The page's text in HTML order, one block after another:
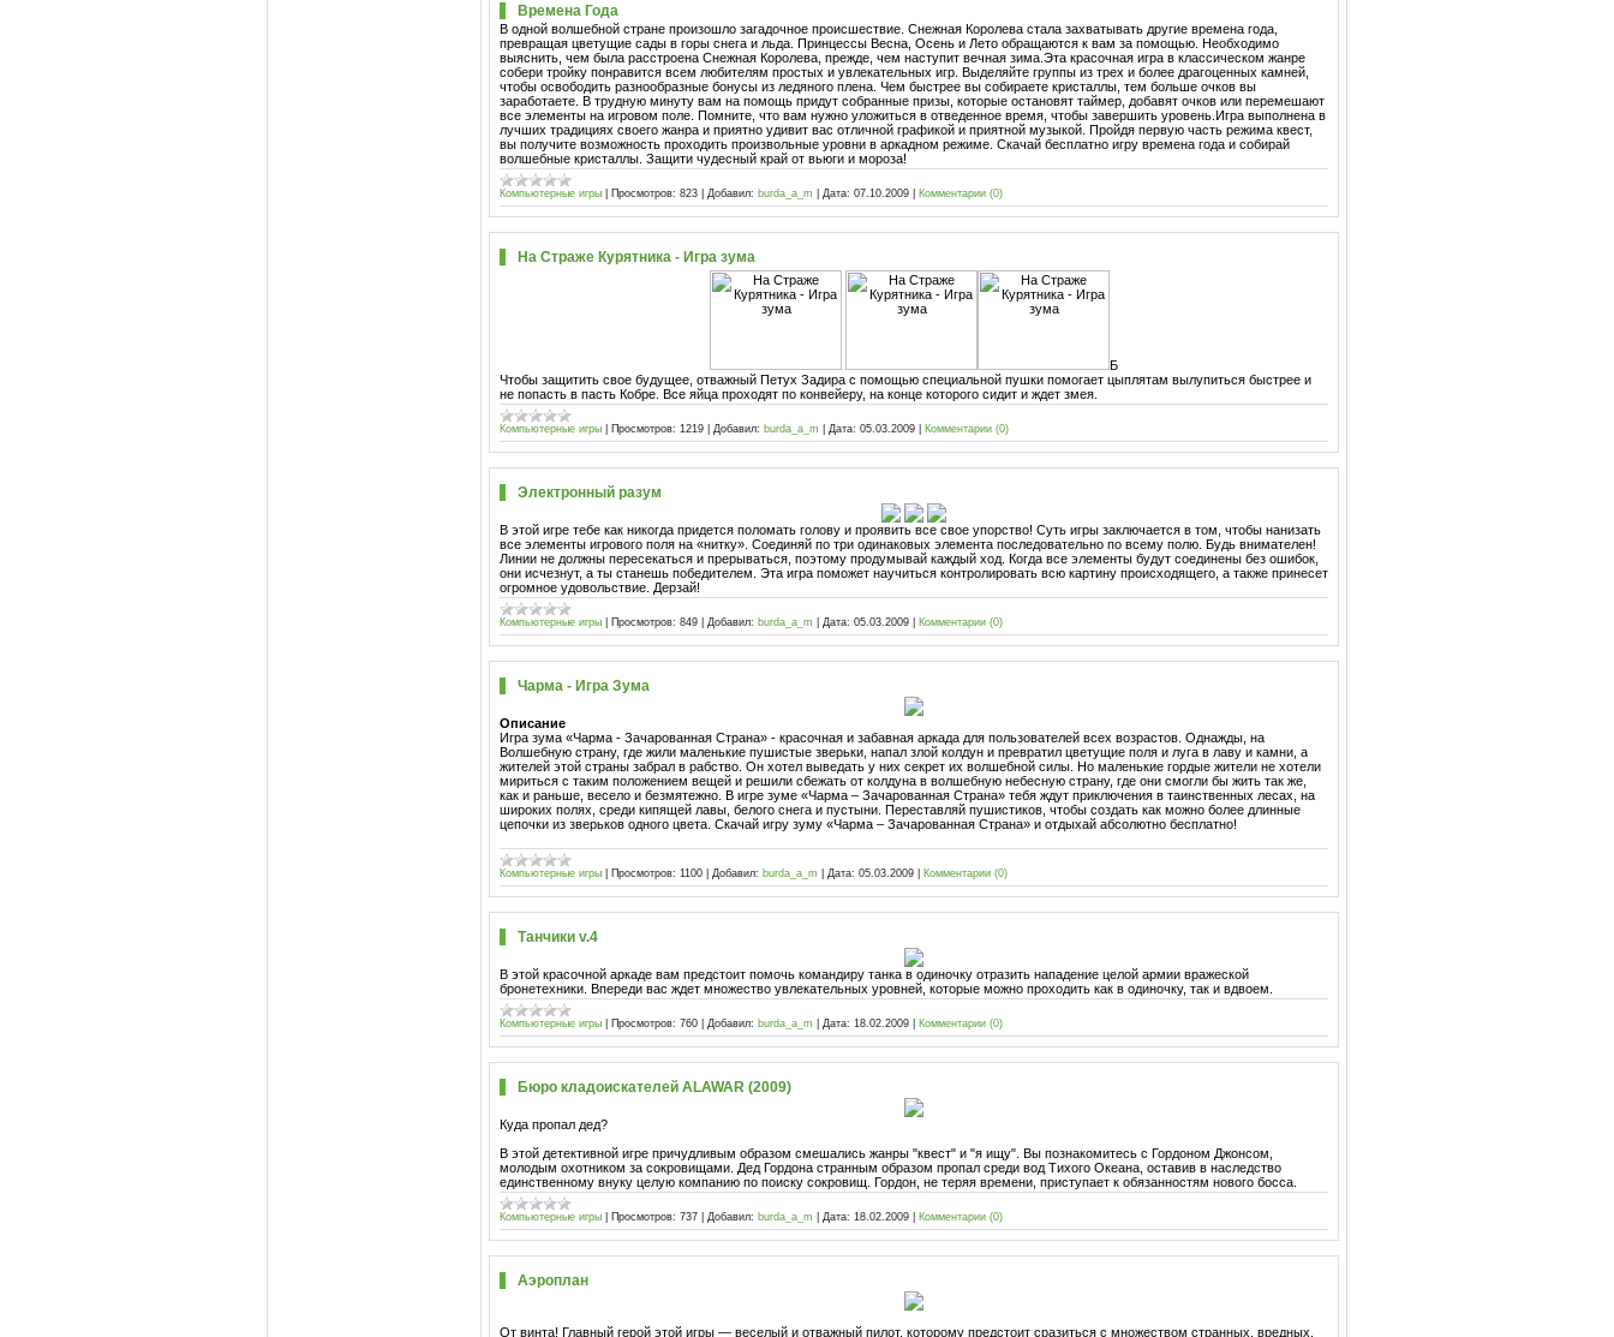
Времена Года
В одной волшебной стране произошло загадочное происшествие. Снежная Королева стала захватывать другие времена года,
превращая цветущие сады в горы снега и льда. Принцессы Весна, Осень и Лето обращаются к вам за помощью. Необходимо
выяснить, чем была расстроена Снежная Королева, прежде, чем наступит вечная зима.Эта красочная игра в классическом жанре
собери тройку понравится всем любителям простых и увлекательных игр. Выделяйте группы из трех и более драгоценных камней,
чтобы освободить разнообразные бонусы из ледяного плена. Чем быстрее вы собираете кристаллы, тем больше очков вы
заработаете. В трудную минуту вам на помощь придут собранные призы, которые остановят таймер, добавят очков или перемешают
все элементы на игровом поле. Помните, что вам нужно уложиться в отведенное время, чтобы завершить уровень.Игра выполнена в
лучших традициях своего жанра и приятно удивит вас отличной графикой и приятной музыкой. Пройдя первую часть режима квест,
вы получите возможность проходить произвольные уровни в аркадном режиме. Скачай бесплатно игру времена года и собирай
волшебные кристаллы. Защити чудесный край от вьюги и мороза!
Компьютерные игры Просмотров: 823 Добавил: burda_a_m Дата: 07.10.2009 Комментарии (0)
На Страже Курятника - Игра зума
Б
Чтобы защитить свое будущее, отважный Петух Задира с помощью специальной пушки помогает цыплятам вылупиться быстрее и
не попасть в пасть Кобре. Все яйца проходят по конвейеру, на конце которого сидит и ждет змея.
Компьютерные игры Просмотров: 1219 Добавил: burda_a_m Дата: 05.03.2009 Комментарии (0)
Электронный разум
В этой игре тебе как никогда придется поломать голову и проявить все свое упорство! Суть игры заключается в том, чтобы нанизать
все элементы игрового поля на «нитку». Соединяй по три одинаковых элемента последовательно по всему полю. Будь внимателен!
Линии не должны пересекаться и прерываться, поэтому продумывай каждый ход. Когда все элементы будут соединены без ошибок,
они исчезнут, а ты станешь победителем. Эта игра поможет научиться контролировать всю картину происходящего, а также принесет
огромное удовольствие. Дерзай!
Компьютерные игры Просмотров: 849 Добавил: burda_a_m Дата: 05.03.2009 Комментарии (0)
Чарма - Игра Зума
Описание
Игра зума «Чарма - Зачарованная Страна» - красочная и забавная аркада для пользователей всех возрастов. Однажды, на
Волшебную страну, где жили маленькие пушистые зверьки, напал злой колдун и превратил цветущие поля и луга в лаву и камни, а
жителей этой страны забрал в рабство. Он хотел выведать у них секрет их волшебной силы. Но маленькие гордые жители не хотели
мириться с таким положением вещей и решили сбежать от колдуна в волшебную небесную страну, где они смогли бы жить так же,
как и раньше, весело и безмятежно. В игре зуме «Чарма – Зачарованная Страна» тебя ждут приключения в таинственных лесах, на
широких полях, среди кипящей лавы, белого снега и пустыни. Переставляй пушистиков, чтобы создать как можно более длинные
цепочки из зверьков одного цвета. Скачай игру зуму «Чарма – Зачарованная Страна» и отдыхай абсолютно бесплатно!
Компьютерные игры Просмотров: 1100 Добавил: burda_a_m Дата: 05.03.2009 Комментарии (0)
Танчики v.4
В этой красочной аркаде вам предстоит помочь командиру танка в одиночку отразить нападение целой армии вражеской
бронетехники. Впереди вас ждет множество увлекательных уровней, которые можно проходить как в одиночку, так и вдвоем.
Компьютерные игры Просмотров: 760 Добавил: burda_a_m Дата: 18.02.2009 Комментарии (0)
Бюро кладоискателей ALAWAR (2009)
Куда пропал дед?
В этой детективной игре причудливым образом смешались жанры "квест" и "я ищу". Вы познакомитесь с Гордоном Джонсом,
молодым охотником за сокровищами. Дед Гордона странным образом пропал среди вод Тихого Океана, оставив в наследство
единственному внуку целую компанию по поиску сокровищ. Гордон, не теряя времени, приступает к обязанностям нового босса.
Компьютерные игры Просмотров: 737 Добавил: burda_a_m Дата: 18.02.2009 Комментарии (0)
Аэроплан
От винта! Главный герой этой игры — веселый и отважный пилот, которому предстоит сразиться с множеством странных, вредных,